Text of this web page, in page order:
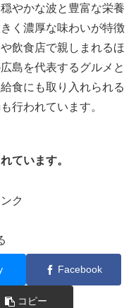
やかな波と豊富な栄養
く濃厚な味わいが特徴
飲食店で親しまれるほ
島を代表するグルメと
食にも取り入れられる
行われています。
ています。
ク
Facebook
コピー